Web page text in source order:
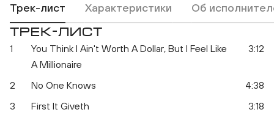
Трек-лист
Характеристики Об
ТРЕК-ЛИСТ
1
You Think I Ain't Worth A Dollar, But I Feel Like
A Millionaire
3:12
2 No One Knows
4:38
3
First It Giveth
3:18